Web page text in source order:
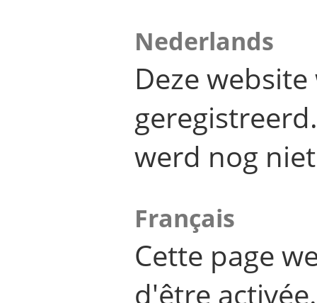
Nederlands
Deze
werd nog
Français
Cette page
d'être